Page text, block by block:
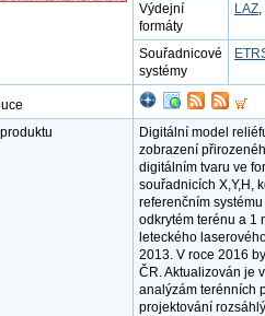
Výdejní
formáty
LAZ,
Souřadnicové
systémy
Digitální model
zobrazení
digitálním tvaru ve
souřadnicích X,Y,H,
referenčním
odkrytém terénu a 1
leteckého
2013. V roce 2016
ČR. Aktualizován je
analýzám terénních
projektování